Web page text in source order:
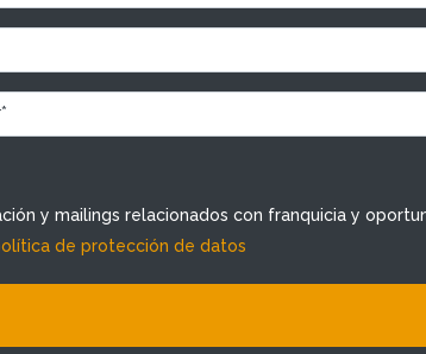
y mailings relacionados con franquicia y
de protección de datos